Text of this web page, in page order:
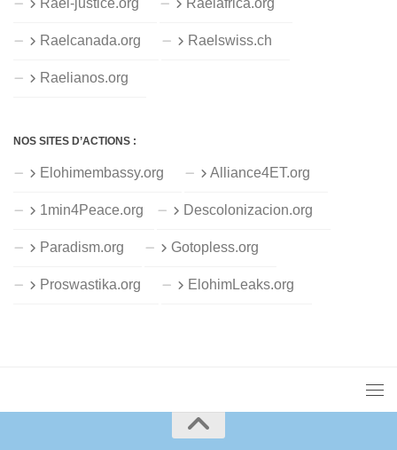
Rael-justice.org Raelafrica.org
Raelcanada.org Raelswiss.ch
Raelianos.org
NOS SITES D’ACTIONS :
Elohimembassy.org Alliance4ET.org
1min4Peace.org Descolonizacion.org
Paradism.org Gotopless.org
Proswastika.org ElohimLeaks.org